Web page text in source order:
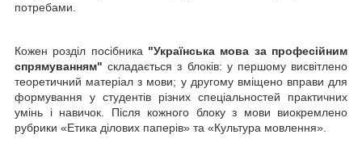
потребами.
Кожен розділ посібника "Українська мова за професійним
спрямуванням" складається з блоків: у першому висвітлено
теоре­тичний матеріал з мови; у другому вміщено вправи для
формування у студентів різних спеціальностей практичних
умінь і навичок. Після кожного блоку з мови виокремлено
рубрики «Етика ділових паперів» та «Культура мовлення».